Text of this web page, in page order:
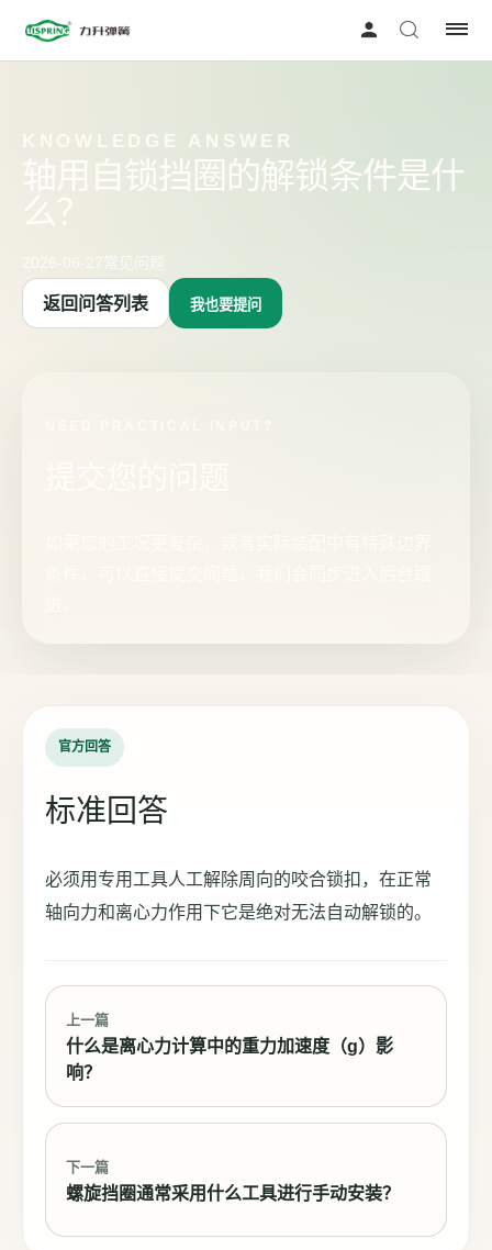
KNOWLEDGE ANSWER
轴用自锁挡圈的解锁条件是什
么？
返回问答列表 我也要提问
官方回答
标准回答
必须用专用工具人工解除周向的咬合锁扣，在正常
轴向力和离心力作用下它是绝对无法自动解锁的。
上一篇
什么是离心力计算中的重力加速度（g）影
响？
下一篇
螺旋挡圈通常采用什么工具进行手动安装？